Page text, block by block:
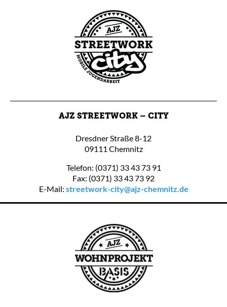
AJZ STREETWORK – CITY
Dresdner Straße 8-12
09111 Chemnitz
Telefon: (0371) 33 43 73 91
Fax: (0371) 33 43 73 92
E-Mail: streetwork-city@ajz-chemnitz.de